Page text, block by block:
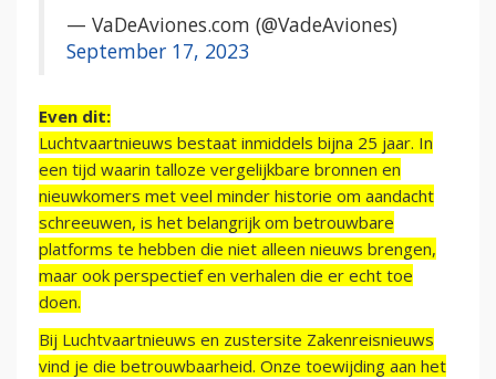
— VaDeAviones.com (@VadeAviones)
September 17, 2023
Even dit:
Luchtvaartnieuws bestaat inmiddels bijna 25 jaar. In
een tijd waarin talloze vergelijkbare bronnen en
nieuwkomers met veel minder historie om aandacht
schreeuwen, is het belangrijk om betrouwbare
platforms te hebben die niet alleen nieuws brengen,
maar ook perspectief en verhalen die er echt toe
doen.
Bij Luchtvaartnieuws en zustersite Zakenreisnieuws
vind je die betrouwbaarheid. Onze toewijding aan het